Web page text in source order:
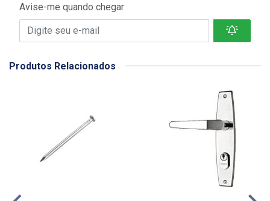
Avise-me quando chegar
Produtos Relacionados